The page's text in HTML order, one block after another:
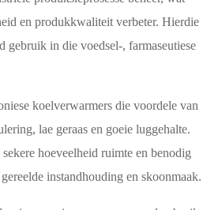
en produkkwaliteit verbeter. Hierdie
gebruik in die voedsel-, farmaseutiese
koelverwarmers die voordele van
lae geraas en goeie luggehalte.
hoeveelheid ruimte en benodig
instandhouding en skoonmaak.